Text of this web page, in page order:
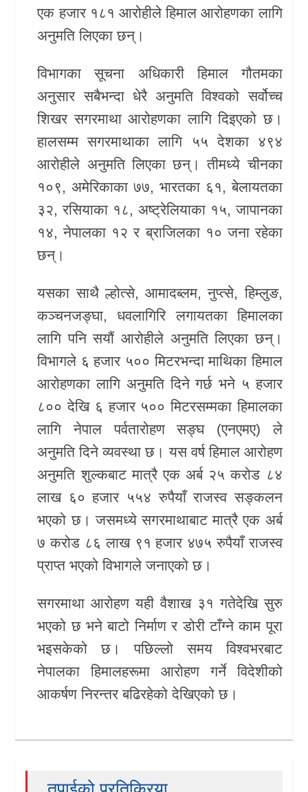
एक हजार १८१ आरोहीले हिमाल आरोहणका लागि
अनुमति लिएका छन्।
विभागका सूचना अधिकारी हिमाल गौतमका
अनुसार सबैभन्दा धेरै अनुमति विश्वको सर्वोच्च
शिखर सगरमाथा आरोहणका लागि दिइएको छ।
हालसम्म सगरमाथाका लागि ५५ देशका ४९४
आरोहीले अनुमति लिएका छन्। तीमध्ये चीनका
१०९, अमेरिकाका ७७, भारतका ६१, बेलायतका
३२, रसियाका १८, अष्ट्रेलियाका १५, जापानका
१४, नेपालका १२ र ब्राजिलका १० जना रहेका
छन्।
यसका साथै ल्होत्से, आमादब्लम, नुप्त्से, हिम्लुङ,
कञ्चनजङ्घा, धवलागिरि लगायतका हिमालका
लागि पनि सयौं आरोहीले अनुमति लिएका छन्।
विभागले ६ हजार ५०० मिटरभन्दा माथिका हिमाल
आरोहणका लागि अनुमति दिने गर्छ भने ५ हजार
८०० देखि ६ हजार ५०० मिटरसम्मका हिमालका
लागि नेपाल पर्वतारोहण सङ्घ (एनएमए) ले
अनुमति दिने व्यवस्था छ। यस वर्ष हिमाल आरोहण
अनुमति शुल्कबाट मात्रै एक अर्ब २५ करोड ८४
लाख ६० हजार ५५४ रुपैयाँ राजस्व सङ्कलन
भएको छ। जसमध्ये सगरमाथाबाट मात्रै एक अर्ब
७ करोड ८६ लाख ९१ हजार ४७५ रुपैयाँ राजस्व
प्राप्त भएको विभागले जनाएको छ।
सगरमाथा आरोहण यही वैशाख ३१ गतेदेखि सुरु
भएको छ भने बाटो निर्माण र डोरी टाँग्ने काम पूरा
भइसकेको छ। पछिल्लो समय विश्वभरबाट
नेपालका हिमालहरूमा आरोहण गर्ने विदेशीको
आकर्षण निरन्तर बढिरहेको देखिएको छ।